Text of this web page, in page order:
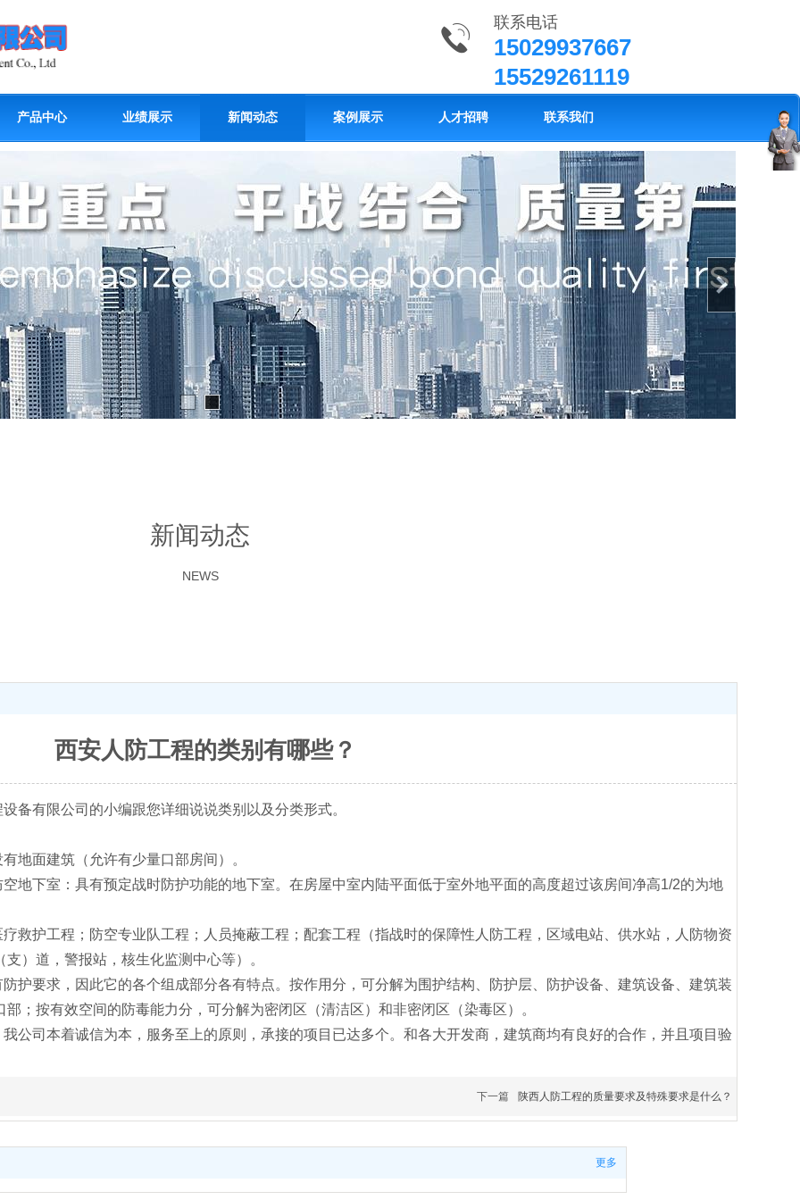
联系电话
15029937667
15529261119
产品中心 业绩展示 新闻动态 案例展示 人才招聘 联系我们
新闻动态
NEWS
西安人防工程的类别有哪些？
备有限公司的小编跟您详细说说类别以及分类形式。
面建筑（允许有少量口部房间）。
下室：具有预定战时防护功能的地下室。在房屋中室内陆平面低于室外地平面的高度超过该房间净高1/2的为地
护工程；防空专业队工程；人员掩蔽工程；配套工程（指战时的保障性人防工程，区域电站、供水站，人防物资
）道，警报站，核生化监测中心等）。
要求，因此它的各个组成部分各有特点。按作用分，可分解为围护结构、防护层、防护设备、建筑设备、建筑装
；按有效空间的防毒能力分，可分解为密闭区（清洁区）和非密闭区（染毒区）。
公司本着诚信为本，服务至上的原则，承接的项目已达多个。和各大开发商，建筑商均有良好的合作，并且项目验
下一篇 陕西人防工程的质量要求及特殊要求是什么？
更多